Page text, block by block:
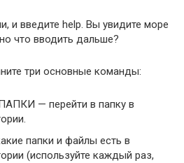
и введите help. Вы увидите море
что вводить дальше?
три основные команды:
— перейти в папку в
папки и файлы есть в
(используйте каждый раз,